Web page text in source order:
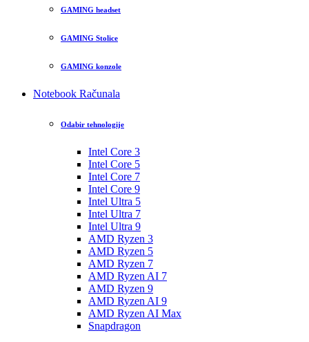
GAMING headset
GAMING Stolice
GAMING konzole
Notebook Računala
Odabir tehnologije
Intel Core 3
Intel Core 5
Intel Core 7
Intel Core 9
Intel Ultra 5
Intel Ultra 7
Intel Ultra 9
AMD Ryzen 3
AMD Ryzen 5
AMD Ryzen 7
AMD Ryzen AI 7
AMD Ryzen 9
AMD Ryzen AI 9
AMD Ryzen AI Max
Snapdragon